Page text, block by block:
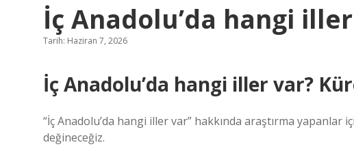
İç Anadolu’da hangi
Tarih: Haziran 7, 2026
İç Anadolu’da hangi iller var?
“İç Anadolu’da hangi iller var” hakkında araştırma
değineceğiz.